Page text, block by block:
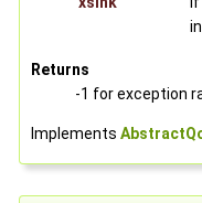
Returns
-1 for exception
Implements